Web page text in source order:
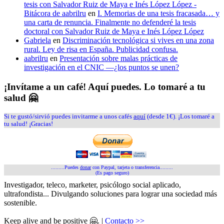
tesis con Salvador Ruiz de Maya e Inés López López -
Bitácora de aabrilru en I. Memorias de una tesis fracasada… y
una carta de renuncia. Finalmente no defenderé la tesis
doctoral con Salvador Ruiz de Maya e Inés López López
Gabriela en Discriminación tecnológica si vives en una zona
rural. Ley de risa en España. Publicidad confusa.
aabrilru en Presentación sobre malas prácticas de
investigación en el CNIC —¿los puntos se unen?
¡Invítame a un café! Aquí puedes. Lo tomaré a tu
salud 🤗
Si te gustó/sirvió puedes invitarme a unos cafés aquí (desde 1€). ¡Los tomaré a
tu salud! ¡Gracias!
.........Puedes donarcon Paypal, tarjeta o transferencia.........
(Es pago seguro)
Investigador, teleco, marketer, psicólogo social aplicado,
ultrafondista... Divulgando soluciones para lograr una sociedad más
sostenible.
Keep alive and be positive 🤗. | Contacto >>